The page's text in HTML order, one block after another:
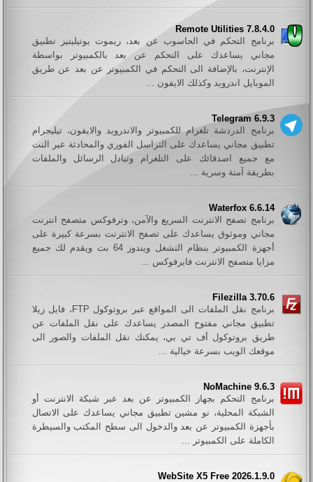
Remote Utilities 7.8.4.0
برنامج التحكم في الحاسوب عن بعد، ريموت يوتيليتيز تطبيق
مجاني يساعدك على التحكم عن بعد بالكمبيوتر بواسطة
الإنترنت، بالإضافة الى التحكم في الكمبيوتر عن بعد عن طريق
الموبايل اندرويد وكذلك الايفون ...
Telegram 6.9.3
برنامج الدردشة تلغرام للكمبيوتر والاندرويد والايفون، تيليجرام
تطبيق مجاني يساعدك على التراسل الفوري والمحادثة عبر النت
مع جميع اصدقائك على التلغرام وتبادل الرسائل والملفات
بطريقة آمنة وسرية ...
Waterfox 6.6.14
برنامج تصفح الانترنت السريع والآمن، وترفوكس متصفح انترنت
مجاني وموثوق يساعدك على تصفح الانترنت بسرعة كبيرة على
أجهزة الكمبيوتر بنظام التشغل ويندوز 64 بت ويقدم لك جميع
مزايا متصفح الانترنت فايرفوكس ...
Filezilla 3.70.6
برنامج نقل الملفات الى المواقع عبر بروتوكول FTP، فايل زيلا
تطبيق مجاني مفتوح المصدر يساعدك على نقل الملفات عن
طريق بروتوكول أف تي بي، يمكنك نقل الملفات والصور الى
موقعك الويب بسرعة خيالية ...
NoMachine 9.6.3
برنامج التحكم بجهاز الكمبيوتر عن بعد عبر شبكة الانترنت أو
الشبكة المحلية، نو مشين تطبيق مجاني يساعدك على الاتصال
بأجهزة الكمبيوتر عن بعد والدخول الى سطح المكتب والسيطرة
الكاملة على الكمبيوتر ...
WebSite X5 Free 2026.1.9.0